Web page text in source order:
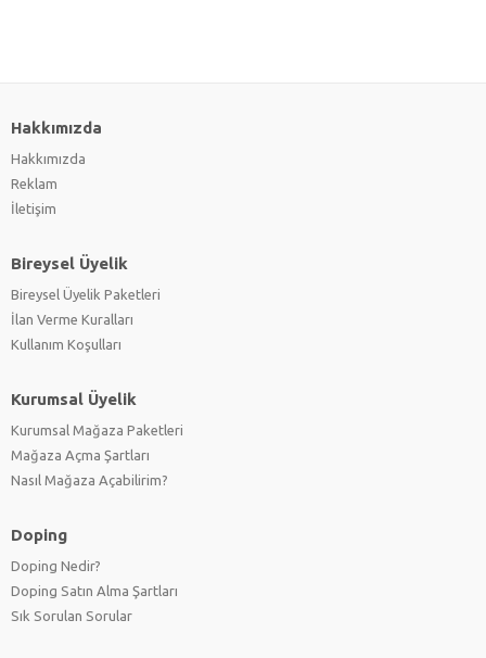
Hakkımızda
Hakkımızda
Reklam
İletişim
Bireysel Üyelik
Bireysel Üyelik Paketleri
İlan Verme Kuralları
Kullanım Koşulları
Kurumsal Üyelik
Kurumsal Mağaza Paketleri
Mağaza Açma Şartları
Nasıl Mağaza Açabilirim?
Doping
Doping Nedir?
Doping Satın Alma Şartları
Sık Sorulan Sorular